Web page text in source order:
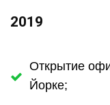
2019
Открытие
Йорке;